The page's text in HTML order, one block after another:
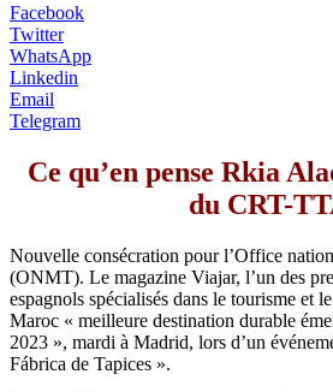
Facebook
Twitter
WhatsApp
Linkedin
Email
Telegram
Ce qu’en pense Rkia
du CRT-
Nouvelle consécration pour l’Office
(ONMT). Le magazine Viajar, l’un des
espagnols spécialisés dans le tourisme et
Maroc « meilleure destination durable
2023 », mardi à Madrid, lors d’un
Fábrica de Tapices ».